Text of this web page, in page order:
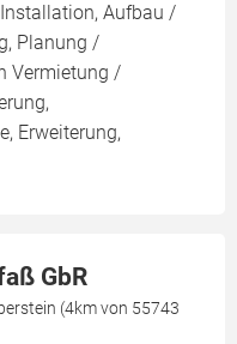
Aufbau /
Planung /
Vermietung /
Erweiterung,
GbR
(4km von 55743